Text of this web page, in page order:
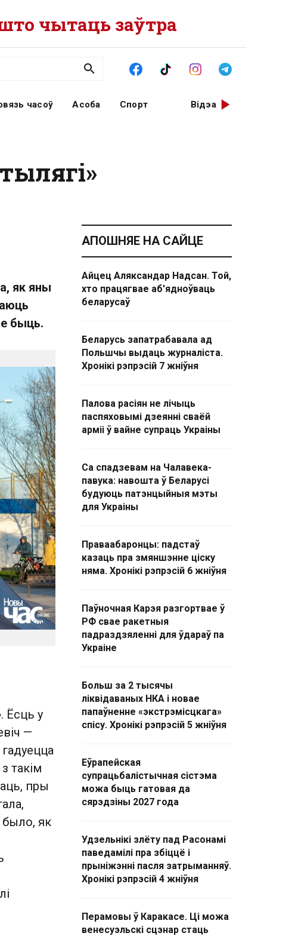
чытаць заўтра
часоў Асоба Спорт Відэа
як яны
быць.
Ёсць у
—
такім
пры
было, як
АПОШНЯЕ НА САЙЦЕ
Айцец Аляксандар Надсан. Той,
хто працягвае аб'ядноўваць
беларусаў
Беларусь запатрабавала ад
Польшчы выдаць журналіста.
Хронікі рэпрэсій 7 жніўня
Палова расіян не лічыць
паспяховымі дзеянні сваёй
арміі ў вайне супраць Украіны
Са спадзевам на Чалавека-
павука: навошта ў Беларусі
будуюць патэнцыйныя мэты
для Украіны
Праваабаронцы: падстаў
казаць пра змяншэнне ціску
няма. Хронікі рэпрэсій 6 жніўня
Паўночная Карэя разгортвае ў
РФ свае ракетныя
падраздзяленні для ўдараў па
Украіне
Больш за 2 тысячы
ліквідаваных НКА і новае
папаўненне «экстрэмісцкага»
спісу. Хронікі рэпрэсій 5 жніўня
Еўрапейская
супрацьбалістычная сістэма
можа быць гатовая да
сярэдзіны 2027 года
Удзельнікі злёту пад Расонамі
паведамілі пра збіццё і
прыніжэнні пасля затрыманняў.
Хронікі рэпрэсій 4 жніўня
Перамовы ў Каракасе. Ці можа
венесуэльскі сцэнар стаць